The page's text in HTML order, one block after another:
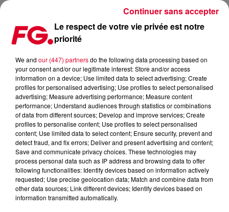
NTO INVITÉ DE L'HAPPY HOUR FG CE SOIR !
Publié : 13 juin 2023 à 11h21 par Christophe HUBERT
Le respect de votre vie privée est notre
priorité
We and our (447) partnersdo the following data processing based on
your consent and/or our legitimate interest: Store and/or access
information on a device; Use limited data to select advertising; Create
profiles for personalised advertising; Use profiles to select personalised
advertising; Measure advertising performance; Measure content
performance; Understand audiences through statistics or combinations
of data from different sources; Develop and improve services; Create
profiles to personalise content; Use profiles to select personalised
content; Use limited data to select content; Ensure security, prevent and
detect fraud, and fix errors; Deliver and present advertising and content;
Save and communicate privacy choices. These technologies may
process personal data such as IP address and browsing data to offer
following functionalities: Identify devices based on information actively
requested; Use precise geolocation data; Match and combine data from
other data sources; Link different devices; Identify devices based on
information transmitted automatically.
Continuer sans accepter